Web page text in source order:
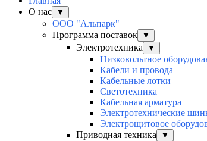
О нас
▼
ООО "Альпарк"
Программа поставок
▼
Электротехника ▼
Низковольтное
Кабели и провода
Кабельные лотки
Светотехника
Кабельная арматура
Электротехнические
Электрощитовое
Приводная техника
▼